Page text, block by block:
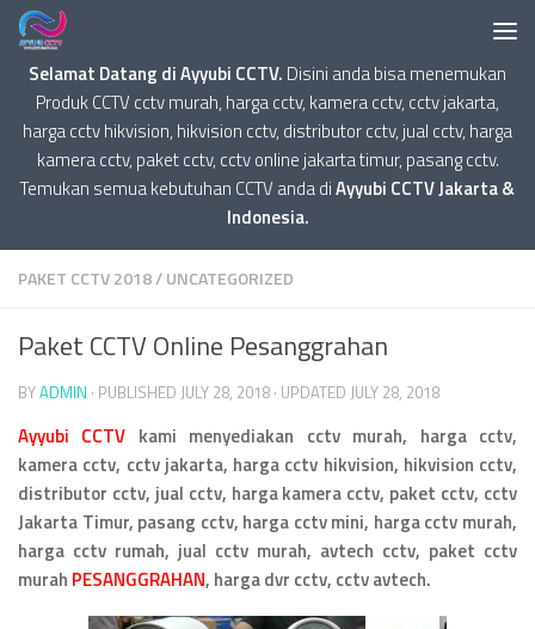
Selamat Datang di Ayyubi CCTV. Disini anda bisa menemukan
Produk CCTV cctv murah, harga cctv, kamera cctv, cctv jakarta,
harga cctv hikvision, hikvision cctv, distributor cctv, jual cctv, harga
kamera cctv, paket cctv, cctv online jakarta timur, pasang cctv.
Temukan semua kebutuhan CCTV anda diAyyubi CCTV Jakarta &
Indonesia.
PAKET CCTV 2018/UNCATEGORIZED
Paket CCTV Online Pesanggrahan
BYADMIN · PUBLISHED JULY 28, 2018 · UPDATED JULY 28, 2018
Ayyubi CCTV kami menyediakan cctv murah, harga cctv,
kamera cctv, cctv jakarta, harga cctv hikvision, hikvision cctv,
distributor cctv, jual cctv, harga kamera cctv, paket cctv, cctv
Jakarta Timur, pasang cctv, harga cctv mini, harga cctv murah,
harga cctv rumah, jual cctv murah, avtech cctv, paket cctv
murah PESANGGRAHAN, harga dvr cctv, cctv avtech.